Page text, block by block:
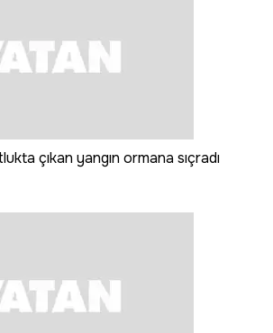
çıkan yangın ormana sıçradı